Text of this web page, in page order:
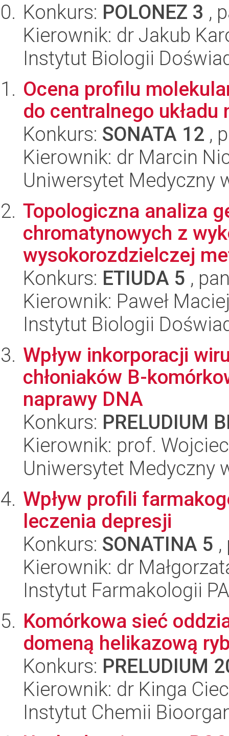
Konkurs: POLONEZ 3 ,
Kierownik: dr Jakub
Instytut Biologii
Ocena profilu
do centralnego układu
Konkurs: SONATA 12 ,
Kierownik: dr Marcin
Uniwersytet Medyczny
Topologiczna analiza
chromatynowych z
wysokorozdzielczej
Konkurs: ETIUDA 5 ,
Kierownik: Paweł
Instytut Biologii
Wpływ inkorporacji
chłoniaków B-
naprawy DNA
Konkurs: PRELUDIUM
Kierownik: prof.
Uniwersytet Medyczny
Wpływ profili
leczenia depresji
Konkurs: SONATINA 5
Kierownik: dr
Instytut Farmakologii
Komórkowa sieć
domeną helikazową
Konkurs: PRELUDIUM
Kierownik: dr Kinga
Instytut Chemii